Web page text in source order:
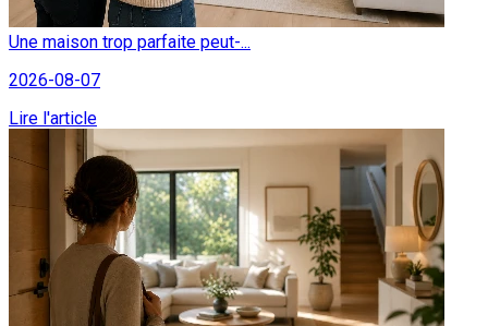
Une maison trop parfaite peut-...
2026-08-07
Lire l'article